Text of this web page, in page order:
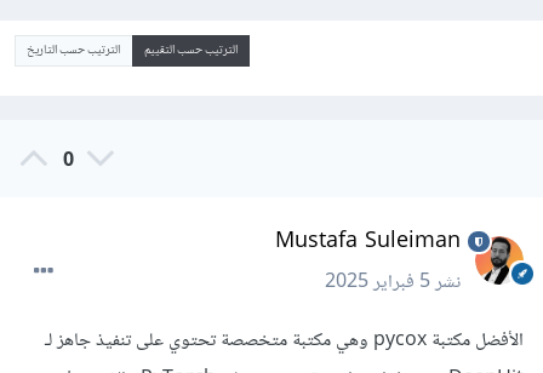
الترتيب حسب التقييم الترتيب حسب التاريخ
0
Mustafa Suleiman
نشر5 فبراير 2025
الأفضل مكتبة pycox وهي مكتبة متخصصة تحتوي على تنفيذ جاهز لـ